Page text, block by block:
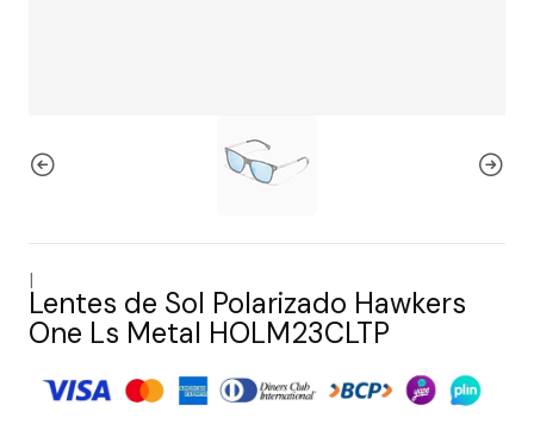
|
Lentes de Sol Polarizado Hawkers
One Ls Metal HOLM23CLTP